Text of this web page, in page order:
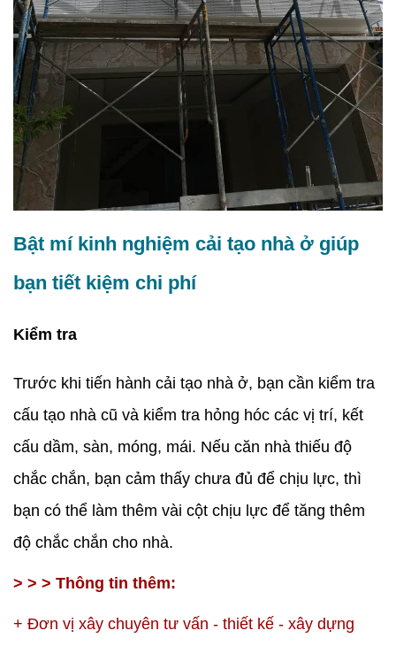
Bật mí kinh nghiệm cải tạo nhà ở giúp
bạn tiết kiệm chi phí
Kiểm tra
Trước khi tiến hành cải tạo nhà ở, bạn cần kiểm tra
cấu tạo nhà cũ và kiểm tra hỏng hóc các vị trí, kết
cấu dầm, sàn, móng, mái. Nếu căn nhà thiếu độ
chắc chắn, bạn cảm thấy chưa đủ để chịu lực, thì
bạn có thể làm thêm vài cột chịu lực để tăng thêm
độ chắc chắn cho nhà.
> > > Thông tin thêm:
+ Đơn vị xây chuyên tư vấn - thiết kế - xây dựng